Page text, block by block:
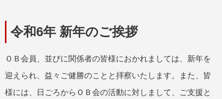
令和6年 新年のご挨拶
ＯＢ会員、並びに関係者の皆様におかれましては、新年を
迎えられ、益々ご健勝のことと拝察いたします。また、皆
様には、日ごろからＯＢ会の活動に対しまして、ご支援と